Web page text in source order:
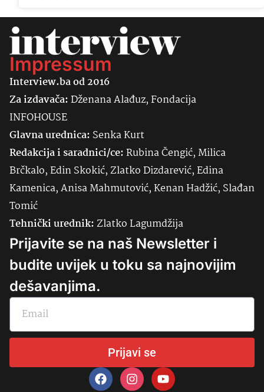
Impressum
Interview.ba od 2016
Za izdavača:Dženana Alađuz, Fondacija
INFOHOUSE
Glavna urednica: SenkaKurt
Redakcija i saradnici/ce:Rubina Čengić, Milica
Brčkalo, Edin Skokić, Zlatko Dizdarević, Edina
Kamenica, Anisa Mahmutović, Kenan Hadžić, Slađan
Tomić
Tehnički urednik:Zlatko Lagumdžija
Prijavite se na naš Newsletter i
budite uvijek u toku sa najnovijim
dešavanjima.
Prijavi se